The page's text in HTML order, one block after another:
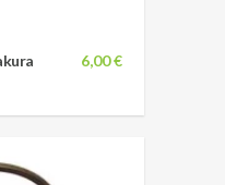
6,00 €